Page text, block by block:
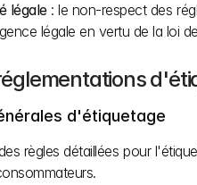
légale : le non-respect des
légale en vertu de la loi
d'étiquetage
règles détaillées pour